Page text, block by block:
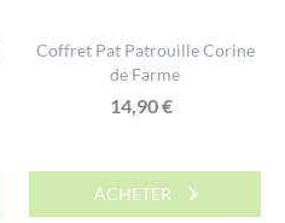
Coffret Pat Patrouille Corine
de Farme
14,90€
ACHETER